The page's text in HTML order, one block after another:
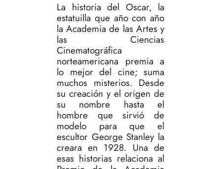
La historia del Oscar, la
estatuilla que año con año
la Academia de las Artes y
las Ciencias
Cinematográfica
norteamericana premia a
lo mejor del cine; suma
muchos misterios. Desde
su creación y el origen de
su nombre hasta el
hombre que sirvió de
modelo para que el
escultor George Stanley la
creara en 1928. Una de
esas historias relaciona al